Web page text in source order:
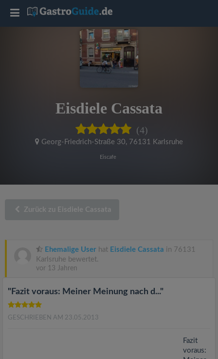
Eisdiele Cassata
(4)
Georg-Friedrich-Straße 30, 76131 Karlsruhe
Eiscafe
Zurück zu Eisdiele Cassata
Ehemalige User hat Eisdiele Cassata in 76131
Karlsruhe bewertet.
vor 13 Jahren
"Fazit voraus: Meiner Meinung nach d..."
GESCHRIEBEN AM 23.05.2013
Fazit
voraus:
T
a
t